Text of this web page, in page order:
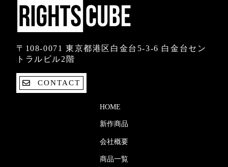
〒108-0071 東京都港区白金台5-3-6 白金台セン
トラルビル2階
CONTACT
HOME
新作商品
会社概要
商品一覧